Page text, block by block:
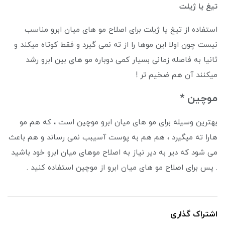
تیغ یا ژیلت
استفاده از تیغ یا ژیلت برای اصلاح مو های میان ابرو مناسب
نیست چون اولا این موها را از ته نمی گیرد و فقط کوتاه میکند و
ثانیا به فاصله زمانی بسیار کمی دوباره مو های بین ابرو رشد
میکنند آن هم ضخیم تر !
موچین *
بهترین وسیله برای مو های میان ابرو موچین است ، که هم مو
هارا ته میگیرد ، هم هم به پوست آسیبب نمی رساند و هم باعث
می شود که دیر به دیر نیاز به اصلاح موهای میان ابرو خود باشید
. پس برای اصلاح مو های میان ابرو از موچین استفاده کنید .
اشتراک گذاری